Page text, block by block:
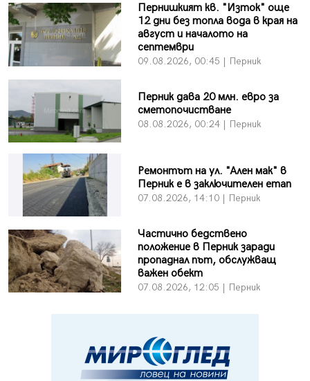
Пернишкият кв. "Изток" още
12 дни без топла вода в края на
август и началото на
септември
09.08.2026, 00:45 | Перник
Перник дава 20 млн. евро за
сметопочистване
08.08.2026, 00:24 | Перник
Ремонтът на ул. "Ален мак" в
Перник е в заключителен етап
07.08.2026, 14:10 | Перник
Частично бедствено
положение в Перник заради
пропаднал път, обслужващ
важен обект
07.08.2026, 12:05 | Перник